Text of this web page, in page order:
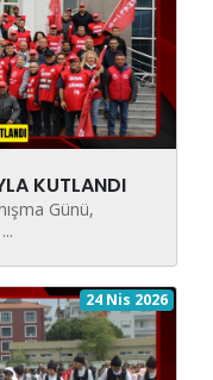
KUTLANDI
Günü,
24 Nis 2026